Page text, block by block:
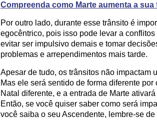
Compreenda como Marte aumenta a
Por outro lado, durante esse trânsito é
egocêntrico, pois isso pode levar a
evitar ser impulsivo demais e tomar
problemas e arrependimentos mais tarde.
Apesar de tudo, os trânsitos não impactam
Mas ele será sentido de forma diferente
Natal diferente, e a entrada de Marte
Então, se você quiser saber como será
você saiba o seu Ascendente, lembre-se